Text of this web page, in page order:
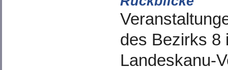
des Bezirks 8
Landeskanu-